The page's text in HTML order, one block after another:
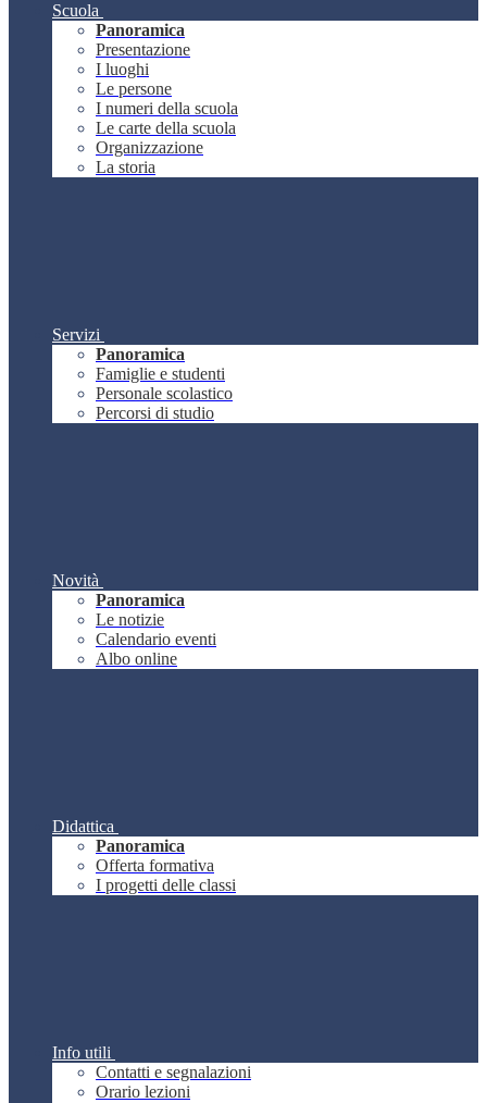
Scuola
Panoramica
Presentazione
I luoghi
Le persone
I numeri della scuola
Le carte della scuola
Organizzazione
La storia
Servizi
Panoramica
Famiglie e studenti
Personale scolastico
Percorsi di studio
Novità
Panoramica
Le notizie
Calendario eventi
Albo online
Didattica
Panoramica
Offerta formativa
I progetti delle classi
Info utili
Contatti e segnalazioni
Orario lezioni